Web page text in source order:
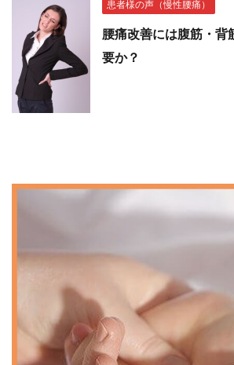
患者様の声（慢性腰痛）
腰痛改善には腹筋・背
要か？